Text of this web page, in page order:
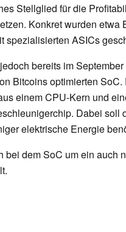
Stellglied für die
Konkret wurden etwa
spezialisierten ASICs
bereits im
Bitcoins optimierten
einem CPU-Kern und
Dabei soll
elektrische Energie
dem SoC um ein auch